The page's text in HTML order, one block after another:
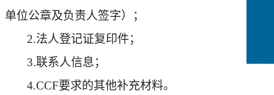
单位公章及负责人签字）
；
2.法人登记证复印件；
3.联系人信息；
4.CCF要求的其他补充材料。